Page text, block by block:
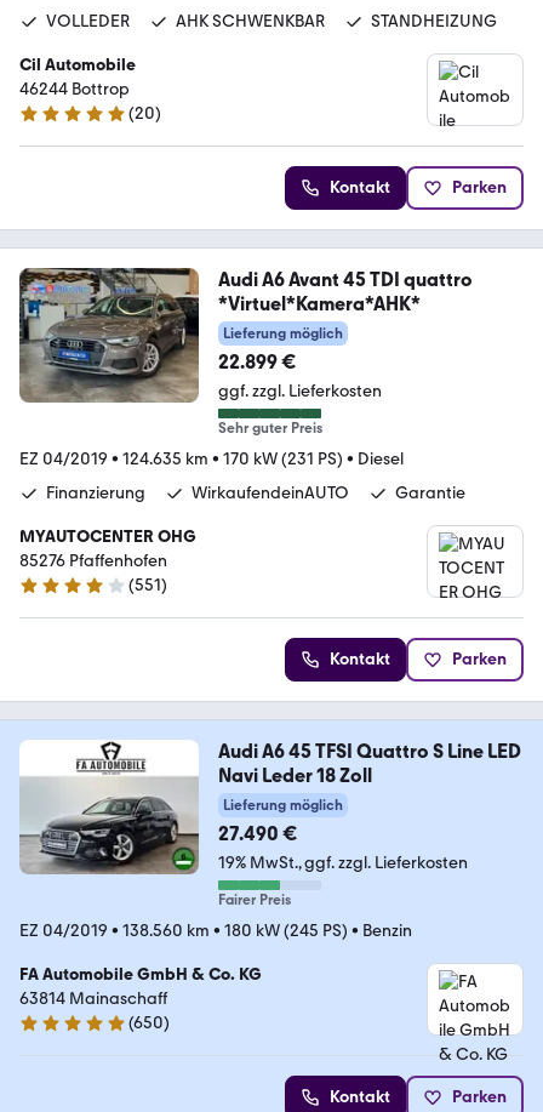
VOLLEDER
AHK SCHWENKBAR STANDHEIZUNG
Cil Automobile
46244 Bottrop
5 Sterne
(20)
Kontakt Parken
Audi A6 Avant 45 TDI quattro
*Virtuel*Kamera*AHK*
Lieferung möglich
22.899 €
ggf. zzgl. Lieferkosten
Sehr guter Preis
EZ 04/2019 • 124.635 km • 170 kW (231 PS) • Diesel
Finanzierung
WirkaufendeinAUTO Garantie
MYAUTOCENTER OHG
85276 Pfaffenhofen
4.2 Sterne
(551)
Kontakt Parken
Audi A6 45 TFSI Quattro S Line LED
Navi Leder 18 Zoll
Lieferung möglich
27.490 €
19% MwSt. ggf. zzgl. Lieferkosten
Fairer Preis
EZ 04/2019 • 138.560 km • 180 kW (245 PS) • Benzin
FA Automobile GmbH & Co. KG
63814 Mainaschaff
4.8 Sterne
(650)
Kontakt Parken